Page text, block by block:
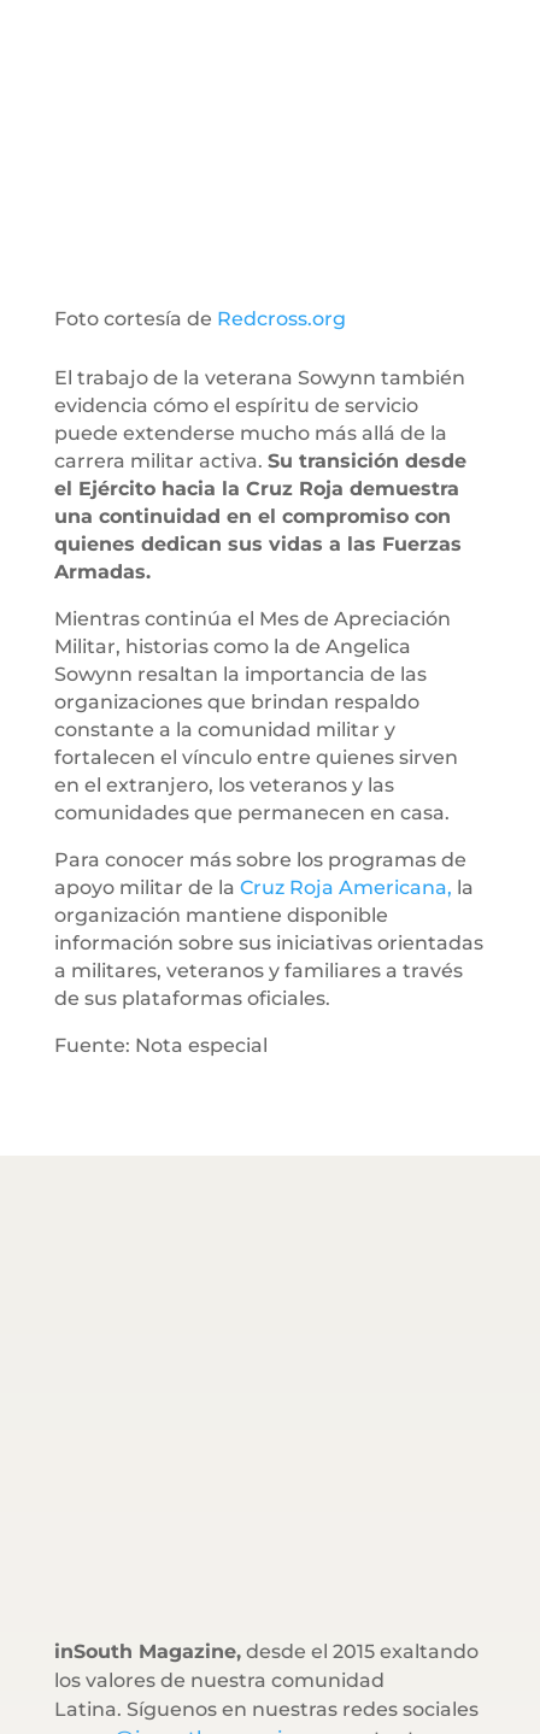
Foto cortesía de Redcross.org
El trabajo de la veterana Sowynn también
evidencia cómo el espíritu de servicio
puede extenderse mucho más allá de la
carrera militar activa. Su transición desde
el Ejército hacia la Cruz Roja demuestra
una continuidad en el compromiso con
quienes dedican sus vidas a las Fuerzas
Armadas.
Mientras continúa el Mes de Apreciación
Militar, historias como la de Angelica
Sowynn resaltan la importancia de las
organizaciones que brindan respaldo
constante a la comunidad militar y
fortalecen el vínculo entre quienes sirven
en el extranjero, los veteranos y las
comunidades que permanecen en casa.
Para conocer más sobre los programas de
apoyo militar de la Cruz Roja Americana, la
organización mantiene disponible
información sobre sus iniciativas orientadas
a militares, veteranos y familiares a través
de sus plataformas oficiales.
Fuente: Nota especial
inSouth Magazine,desde el 2015 exaltando
los valores de nuestra comunidad
Latina. Síguenos en nuestras redes sociales